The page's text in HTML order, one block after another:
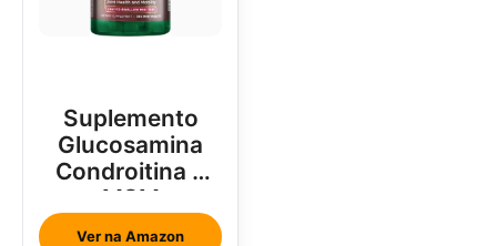
Suplemento
Glucosamina
Condroitina e
MSM
Ver na Amazon